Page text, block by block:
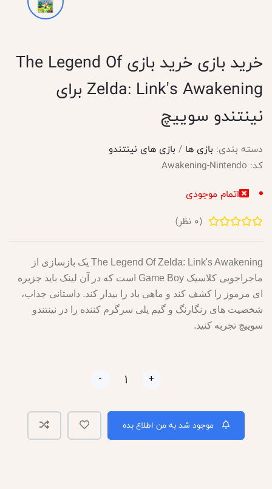
خرید بازی خرید بازی The Legend Of
Zelda: Link's Awakening برای
نینتندو سوییچ
دسته بندی: بازی ها / بازی های نینتندو
کد: Awakening-Nintendo
اتمام موجودی
(
0 نظر)
The Legend Of Zelda: Link's Awakening یک بازسازی از
ماجراجویی کلاسیک Game Boy است که در آن لینک باید جزیره
ای مرموز را کشف کند و ماهی باد را بیدار کند. داستانی جذاب،
شخصیت های رنگارنگ و گیم پلی سرگرم کننده را در نینتندو
سوییچ تجربه کنید.
- +
موجود شد به من اطلاع بده